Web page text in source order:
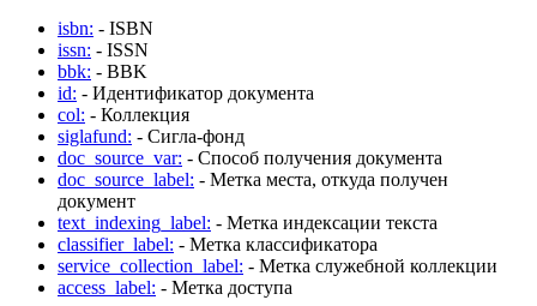
isbn: - ISBN
issn: - ISSN
bbk: - BBK
id: - Идентификатор документа
col: - Коллекция
siglafund: - Сигла-фонд
doc_source_var: - Способ получения документа
doc_source_label: - Метка места, откуда получен
документ
text_indexing_label: - Метка индексации текста
classifier_label: - Метка классификатора
service_collection_label: - Метка служебной коллекции
access_label: - Метка доступа